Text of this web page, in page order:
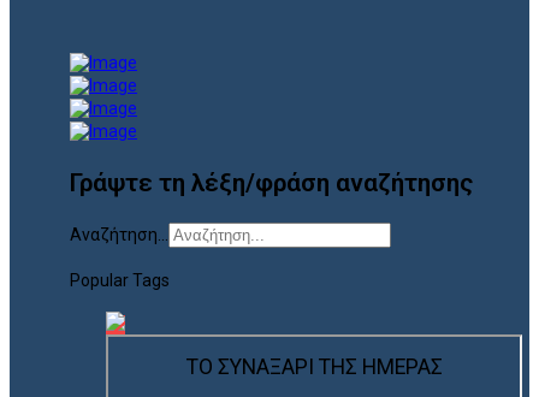
Γράψτε τη λέξη/φράση αναζήτησης
Αναζήτηση...
Popular Tags